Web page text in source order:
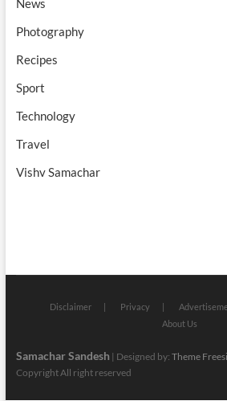
News
Photography
Recipes
Sport
Technology
Travel
Vishv Samachar
Disclaimer Privacy
About Us
Samachar Sandesh | Designed by: Theme
Copyright All right reserved